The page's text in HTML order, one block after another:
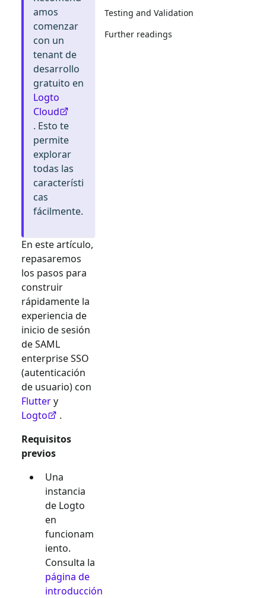
amos
comenzar
con un
tenant de
desarrollo
gratuito en
Logto
Cloud
. Esto te
permite
explorar
todas las
característi
cas
fácilmente.
En este artículo,
repasaremos
los pasos para
construir
rápidamente la
experiencia de
inicio de sesión
deSAML
enterprise SSO
(autenticación
de usuario) con
Fluttery
Logto
.
Requisitos
previos
Una
instancia
de Logto
en
funcionam
iento.
Consulta la
página de
introducción
Testing and Validation
Further readings